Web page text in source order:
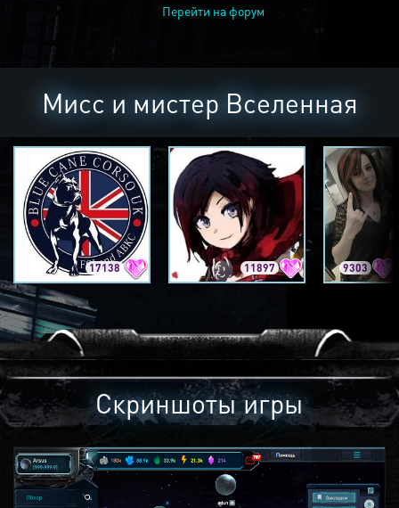
Перейти на форум
Мисс и мистер Вселенная
17138 11897 9303
Скриншоты игры